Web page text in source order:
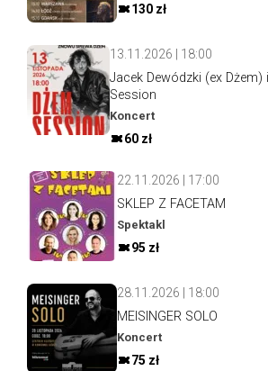
130 zł
13.11.2026 | 18:00
Jacek Dewódzki (ex Dżem)
Session
Koncert
60 zł
22.11.2026 | 17:00
SKLEP Z FACETAM
Spektakl
95 zł
28.11.2026 | 18:00
MEISINGER SOLO
Koncert
75 zł